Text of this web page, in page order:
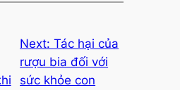
Next:Tác hại của
rượu bia đối với
sức khỏe con